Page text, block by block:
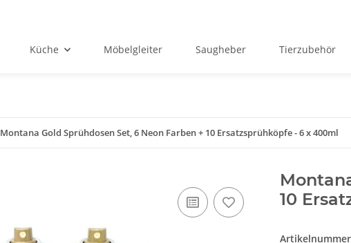
Küche Möbelgleiter Saugheber Tierzubehör
Montana Gold Sprühdosen Set, 6 Neon Farben + 10 Ersatzsprühköpfe - 6 x 400ml
10